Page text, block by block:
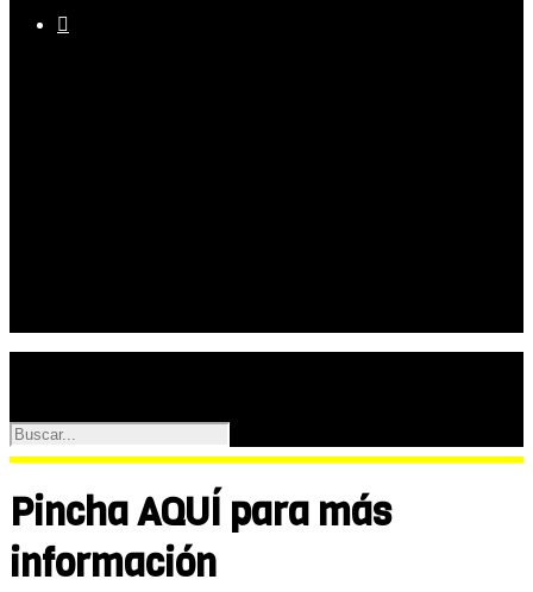

Pincha AQUÍ para más
información